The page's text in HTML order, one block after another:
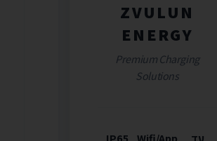
ZVULUN
ENERGY
Premium Charging
Solutions